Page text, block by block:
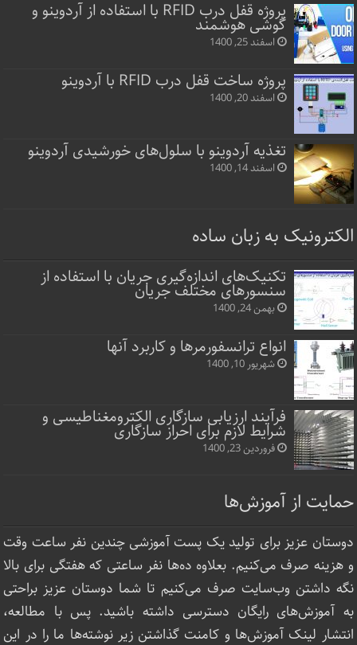
پروژه قفل‌ درب RFID با استفاده از آردوینو و
گوشی هوشمند
اسفند 25, 1400
پروژه ساخت قفل‌ درب RFID با آردوینو
اسفند 20, 1400
تغذیه آردوینو با سلول‌های خورشیدی آردوینو
اسفند 14, 1400
الکترونیک به زبان ساده
تکنیک‌های اندازه‌گیری جریان با استفاده از
سنسورهای مختلف جریان
بهمن 24, 1400
انواع ترانسفورمرها و کاربرد آنها
شهریور 10, 1400
فرآیند ارزیابی سازگاری الکترومغناطیسی و
شرایط لازم برای احراز سازگاری
فروردین 23, 1400
حمایت از آموزش‌ها
دوستان عزیز برای تولید یک پست آموزشی چندین نفر ساعت‌ وقت
و هزینه صرف می‌کنیم. بعلاوه ده‌ها نفر ساعتی که هفتگی برای بالا
نگه داشتن وب‌سایت صرف ‌می‌کنیم تا شما دوستان عزیز براحتی
به آموزش‌های رایگان دسترسی داشته باشید. پس با مطالعه،
انتشار لینک‌ آموزش‌ها و کامنت گذاشتن زیر نوشته‌‌ها ما را در این